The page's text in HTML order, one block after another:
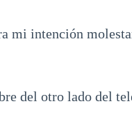
mi intención
del otro lado del